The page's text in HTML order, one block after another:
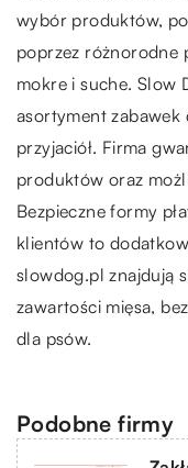
wybór produktów,
poprzez różnorodne
mokre i suche. Slow
asortyment
przyjaciół. Firma
produktów oraz
Bezpieczne formy
klientów to
slowdog.pl znajdują
zawartości mięsa,
dla psów.
Podobne firmy